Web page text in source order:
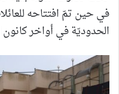
في حين تمّ افتتاحه
الحدوديّة في أواخر كانون